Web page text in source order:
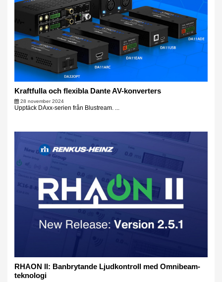
Kraftfulla och flexibla Dante AV-konverters
28 november 2024
Upptäck DAxx-serien från Blustream. ...
RHAON II: Banbrytande Ljudkontroll med Omnibeam-
teknologi